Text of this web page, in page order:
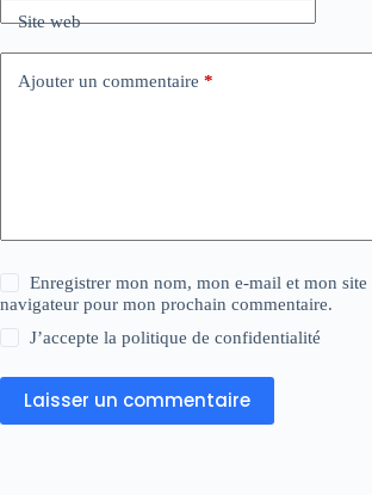
Site web
Ajouter un commentaire *
Enregistrer mon nom, mon e-mail et mon site
navigateur pour mon prochain commentaire.
J’accepte lapolitique de confidentialité
Laisser un commentaire